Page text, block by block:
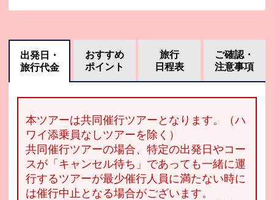
出発日・
旅行代金
おすすめ
ポイント
旅行
日程表
ご確認・
注意事項
本ツアーは共同催行ツアーとなります。（ハ
ワイ添乗員なしツアーを除く）
共同催行ツアーの場合、特定の出発日やコー
スが「キャンセル待ち」であっても一緒に運
行するツアーが最少催行人員に満たない時に
は催行中止となる場合がございます。